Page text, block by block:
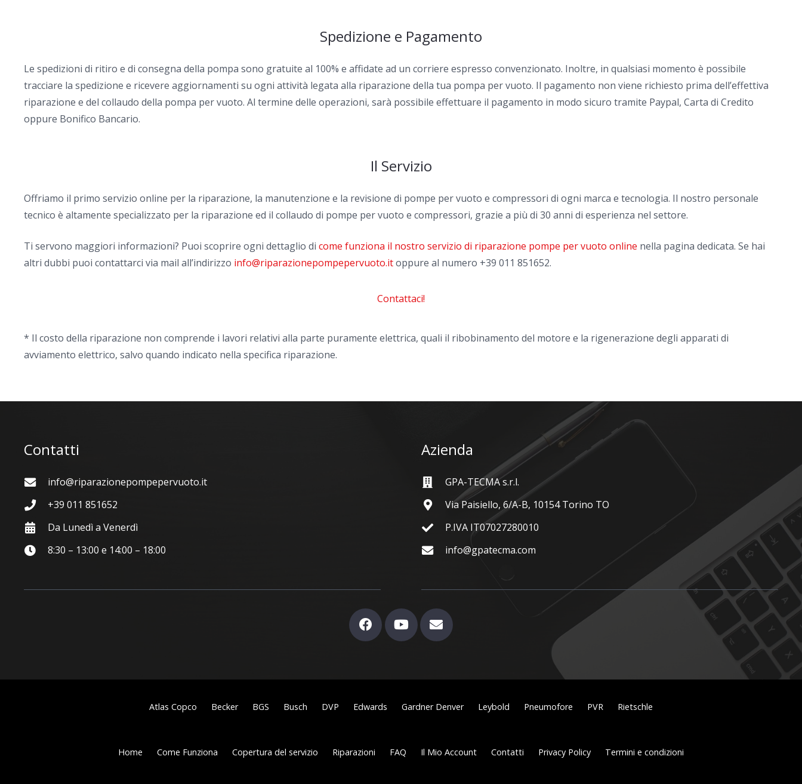
Spedizione e Pagamento
Le spedizioni di ritiro e di consegna della pompa sono gratuite al 100% e affidate ad un corriere espresso convenzionato. Inoltre, in qualsiasi momento è possibile
tracciare la spedizione e ricevere aggiornamenti su ogni attività legata alla riparazione della tua pompa per vuoto. Il pagamento non viene richiesto prima dell’effettiva
riparazione e del collaudo della pompa per vuoto. Al termine delle operazioni, sarà possibile effettuare il pagamento in modo sicuro tramite Paypal, Carta di Credito
oppure Bonifico Bancario.
Il Servizio
Offriamo il primo servizio online per la riparazione, la manutenzione e la revisione di pompe per vuoto e compressori di ogni marca e tecnologia. Il nostro personale
tecnico è altamente specializzato per la riparazione ed il collaudo di pompe per vuoto e compressori, grazie a più di 30 anni di esperienza nel settore.
Ti servono maggiori informazioni? Puoi scoprire ogni dettaglio di come funziona il nostro servizio di riparazione pompe per vuoto online nella pagina dedicata. Se hai
altri dubbi puoi contattarci via mail all’indirizzo info@riparazionepompepervuoto.itoppure al numero +39 011 851652.
Contattaci!
* Il costo della riparazione non comprende i lavori relativi alla parte puramente elettrica, quali il ribobinamento del motore e la rigenerazione degli apparati di
avviamento elettrico, salvo quando indicato nella specifica riparazione.
Contatti
info@riparazionepompepervuoto.it
+39 011 851652
Da Lunedì a Venerdì
8:30 – 13:00 e 14:00 – 18:00
Azienda
GPA-TECMA s.r.l.
Via Paisiello, 6/A-B, 10154 Torino TO
P.IVA IT07027280010
info@gpatecma.com
Atlas Copco Becker BGS Busch DVP Edwards Gardner Denver Leybold Pneumofore PVR Rietschle
Home Come Funziona Copertura del servizio Riparazioni FAQ Il Mio Account Contatti Privacy Policy Termini e condizioni